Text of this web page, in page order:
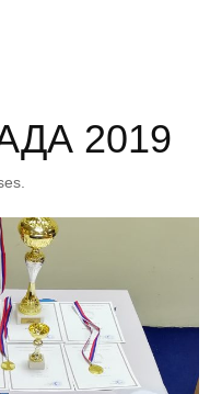
2019